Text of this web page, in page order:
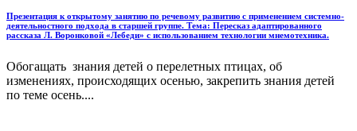
Презентация к открытому занятию по речевому развитию с применением системно-
деятельностного подхода в старшей группе. Тема: Пересказ адаптированного
рассказа Л. Воронковой «Лебеди» с использованием технологии мнемотехника.
Обогащать знания детей о перелетных птицах, об
изменениях, происходящих осенью, закрепить знания детей
по теме осень....